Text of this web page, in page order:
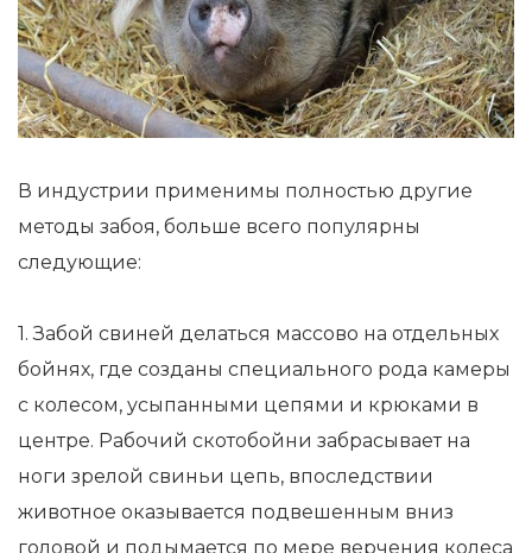
В индустрии применимы полностью другие
методы забоя, больше всего популярны
следующие:
1. Забой свиней делаться массово на отдельных
бойнях, где созданы специального рода камеры
с колесом, усыпанными цепями и крюками в
центре. Рабочий скотобойни забрасывает на
ноги зрелой свиньи цепь, впоследствии
животное оказывается подвешенным вниз
головой и подымается по мере верчения колеса